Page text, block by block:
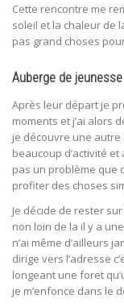
Cette rencontre me
soleil et la chaleur de
pas grand choses
Auberge de jeunesse
Après leur départ je
moments et j’ai alors
je découvre une autre
beaucoup d’activité
pas un problème que
profiter des choses
Je décide de rester
non loin de la il y a
n’ai même d’ailleurs
dirige vers l’adresse
longeant une foret
je m’enfonce dans le